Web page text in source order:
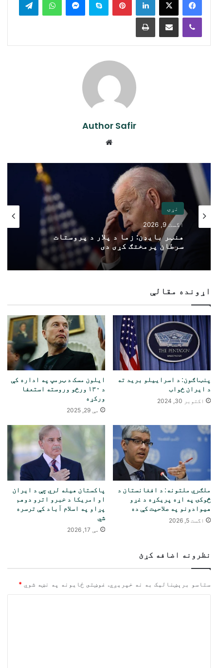
Viber
Share via Email
Print
Author Safir
نړۍ
اگست 9, 2026
هنټر بایډن: زما د پلار د پروستات
سرطان پرمختګ کړی دی
اړونده مقالې
پنټاګون: د اسراییلو برید ته
د ایران ځواب
اکتوبر 30, 2024
ایلون مسک د ټرمپ په اداره کې
د ۱۳۰ ورځو وروسته استعفا
ورکړه
مې 29, 2025
ملګري ملتونه: د افغانستان د
څوکۍ په اړه پریکړه د غړو
هیوادونو په صلاحیت کې ده
اگست 5, 2026
پاکستان هیله لري چې د ایران
او امریکا د خبرو اترو دوهم
پړاو په اسلام آباد کې ترسره
شي
مې 17, 2026
نظرونه اضافه کړئ
ستاسو برېښناليک به نه خپريږي. غوښتى ځایونه په نښه شوي *